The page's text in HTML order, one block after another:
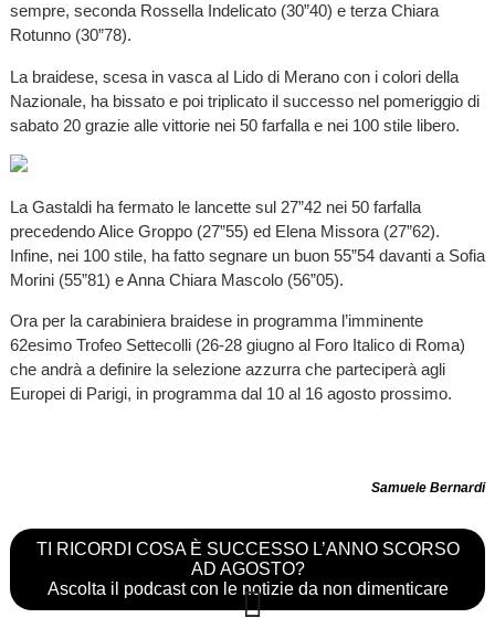
sempre, seconda Rossella Indelicato (30”40) e terza Chiara
Rotunno (30”78).
La braidese, scesa in vasca al Lido di Merano con i colori della
Nazionale, ha bissato e poi triplicato il successo nel pomeriggio di
sabato 20 grazie alle vittorie nei 50 farfalla e nei 100 stile libero.
La Gastaldi ha fermato le lancette sul 27”42 nei 50 farfalla
precedendo Alice Groppo (27”55) ed Elena Missora (27”62).
Infine, nei 100 stile, ha fatto segnare un buon 55”54 davanti a Sofia
Morini (55”81) e Anna Chiara Mascolo (56”05).
Ora per la carabiniera braidese in programma l’imminente
62esimo Trofeo Settecolli (26-28 giugno al Foro Italico di Roma)
che andrà a definire la selezione azzurra che parteciperà agli
Europei di Parigi, in programma dal 10 al 16 agosto prossimo.
Samuele Bernardi
TI RICORDI COSA È SUCCESSO L’ANNO SCORSO
AD AGOSTO?
Ascolta il podcast con le notizie da non dimenticare